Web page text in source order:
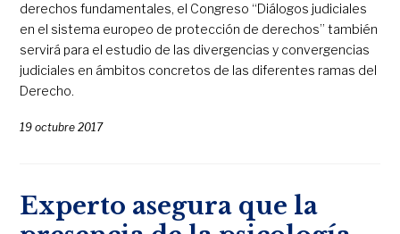
derechos fundamentales, el Congreso “Diálogos judiciales
en el sistema europeo de protección de derechos” también
servirá para el estudio de las divergencias y convergencias
judiciales en ámbitos concretos de las diferentes ramas del
Derecho.
19 octubre 2017
Experto asegura que la